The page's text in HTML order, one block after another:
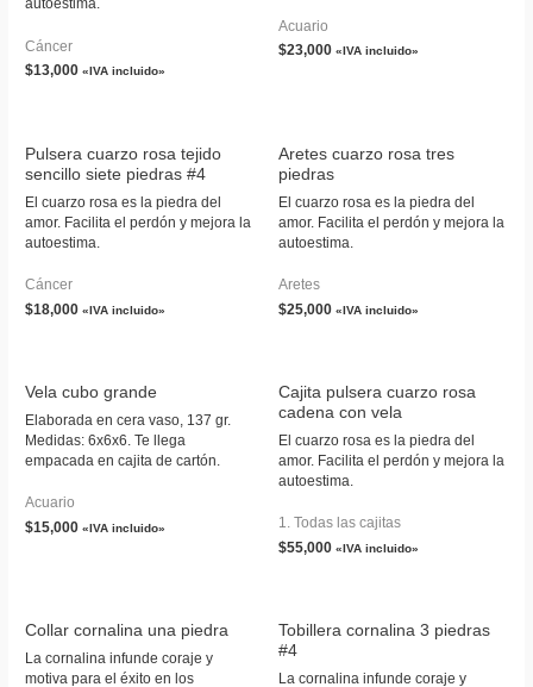
autoestima.
Cáncer
$13,000 «IVA incluido»
Acuario
$23,000 «IVA incluido»
Pulsera cuarzo rosa tejido
sencillo siete piedras #4
El cuarzo rosa es la piedra del
amor. Facilita el perdón y mejora la
autoestima.
Cáncer
$18,000 «IVA incluido»
Aretes cuarzo rosa tres
piedras
El cuarzo rosa es la piedra del
amor. Facilita el perdón y mejora la
autoestima.
Aretes
$25,000 «IVA incluido»
Vela cubo grande
Elaborada en cera vaso, 137 gr.
Medidas: 6x6x6. Te llega
empacada en cajita de cartón.
Acuario
$15,000 «IVA incluido»
Cajita pulsera cuarzo rosa
cadena con vela
El cuarzo rosa es la piedra del
amor. Facilita el perdón y mejora la
autoestima.
1. Todas las cajitas
$55,000 «IVA incluido»
Collar cornalina una piedra
La cornalina infunde coraje y
motiva para el éxito en los
Tobillera cornalina 3 piedras
#4
La cornalina infunde coraje y